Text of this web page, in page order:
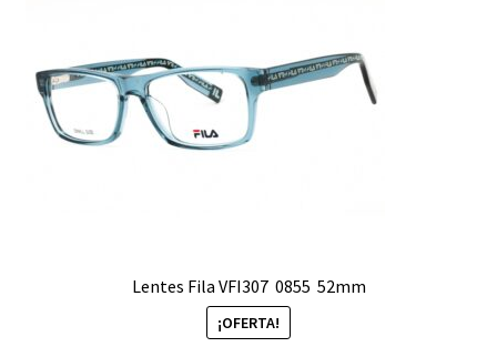
Lentes Fila VFI307 ­ 0855 ­ 52mm
¡OFERTA!